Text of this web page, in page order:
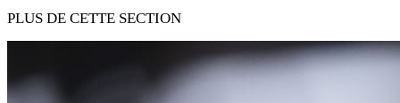
PLUS DE CETTE SECTION